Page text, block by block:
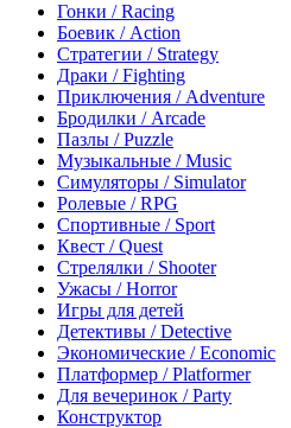
Гонки / Racing
Боевик / Action
Стратегии / Strategy
Драки / Fighting
Приключения / Adventure
Бродилки / Arcade
Пазлы / Puzzle
Музыкальные / Music
Симуляторы / Simulator
Ролевые / RPG
Спортивные / Sport
Квест / Quest
Стрелялки / Shooter
Ужасы / Horror
Игры для детей
Детективы / Detective
Экономические / Economic
Платформер / Platformer
Для вечеринок / Party
Конструктор